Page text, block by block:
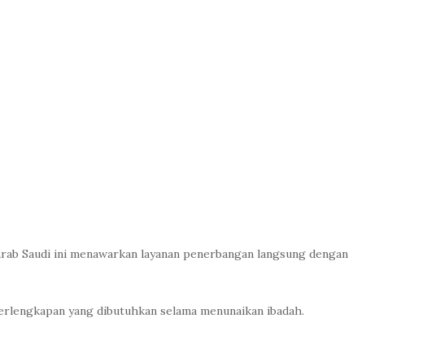
Saudi ini menawarkan layanan penerbangan langsung dengan
yang dibutuhkan selama menunaikan ibadah.